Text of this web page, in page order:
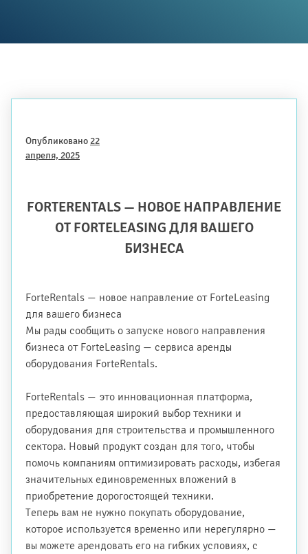
Опубликовано 22
апреля, 2025
FORTERENTALS — НОВОЕ НАПРАВЛЕНИЕ
ОТ FORTELEASING ДЛЯ ВАШЕГО
БИЗНЕСА
ForteRentals — новое направление от ForteLeasing
для вашего бизнеса
Мы рады сообщить о запуске нового направления
бизнеса от ForteLeasing — сервиса аренды
оборудования ForteRentals.
ForteRentals — это инновационная платформа,
предоставляющая широкий выбор техники и
оборудования для строительства и промышленного
сектора. Новый продукт создан для того, чтобы
помочь компаниям оптимизировать расходы, избегая
значительных единовременных вложений в
приобретение дорогостоящей техники.
Теперь вам не нужно покупать оборудование,
которое используется временно или нерегулярно —
вы можете арендовать его на гибких условиях, с